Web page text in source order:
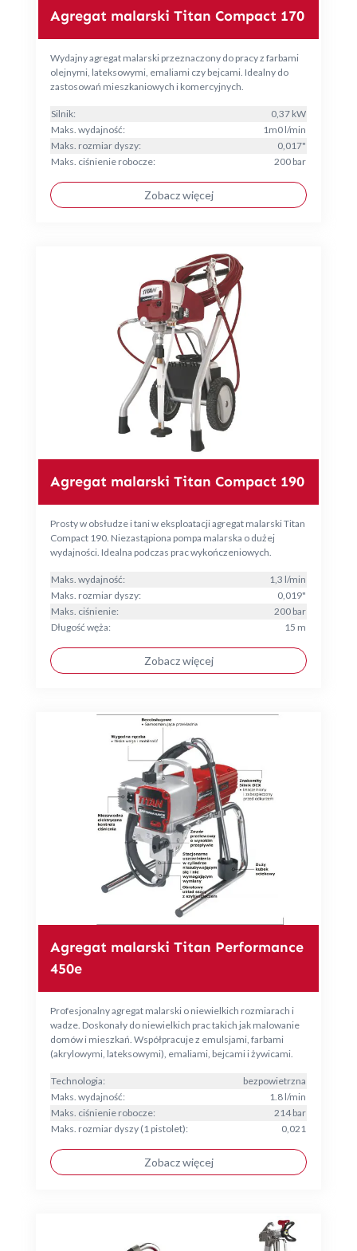
Agregat malarski Titan Compact 170
Wydajny agregat malarski przeznaczony do pracy z farbami
olejnymi, lateksowymi, emaliami czy bejcami. Idealny do
zastosowań mieszkaniowych i komercyjnych.
Silnik:
0,37 kW
Maks. wydajność:
1m0 l/min
Maks. rozmiar dyszy:
0,017"
Maks. ciśnienie robocze:
200 bar
Zobacz więcej
Agregat malarski Titan Compact 190
Prosty w obsłudze i tani w eksploatacji agregat malarski Titan
Compact 190. Niezastąpiona pompa malarska o dużej
wydajności. Idealna podczas prac wykończeniowych.
Maks. wydajność:
1,3 l/min
Maks. rozmiar dyszy:
0,019"
Maks. ciśnienie:
200 bar
Długość węża:
15 m
Zobacz więcej
Agregat malarski Titan Performance
450e
Profesjonalny agregat malarski o niewielkich rozmiarach i
wadze. Doskonały do niewielkich prac takich jak malowanie
domów i mieszkań. Współpracuje z emulsjami, farbami
(akrylowymi, lateksowymi), emaliami, bejcami i żywicami.
Technologia:
bezpowietrzna
Maks. wydajność:
1.8 l/min
Maks. ciśnienie robocze:
214 bar
Maks. rozmiar dyszy (1 pistolet):
0,021
Zobacz więcej